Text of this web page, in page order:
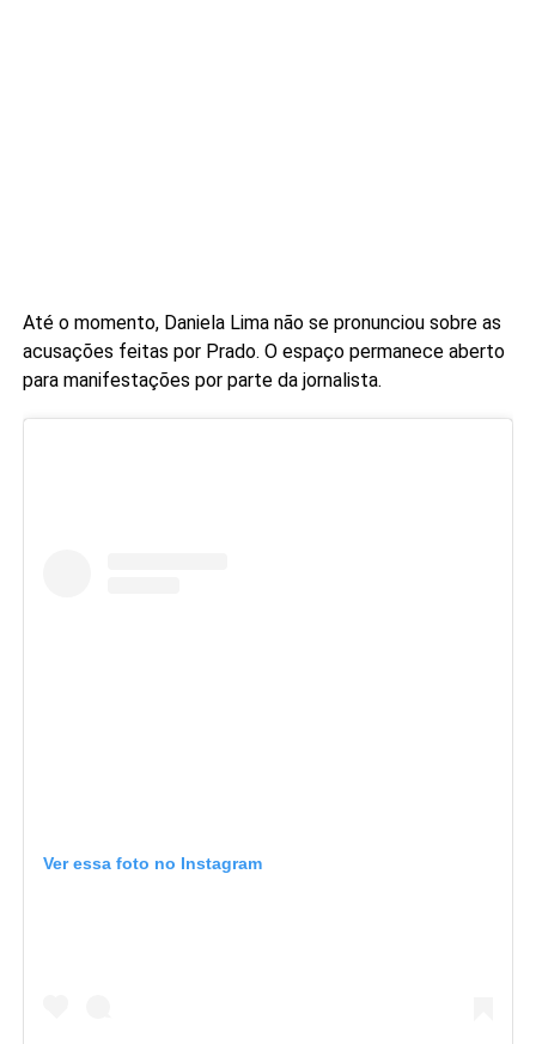
Até o momento, Daniela Lima não se pronunciou sobre as
acusações feitas por Prado. O espaço permanece aberto
para manifestações por parte da jornalista.
Ver essa foto no Instagram